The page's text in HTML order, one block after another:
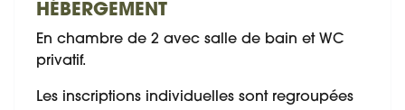
HÉBERGEMENT
En chambre de 2 avec salle de bain et WC
privatif.
Les inscriptions individuelles sont regroupées